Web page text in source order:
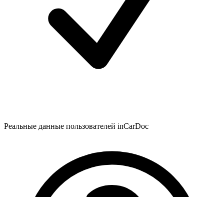
Реальные данные пользователей inCarDoc